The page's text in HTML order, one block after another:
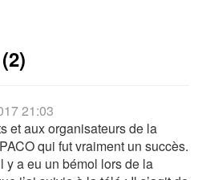
21:03
et aux organisateurs de la
qui fut vraiment un succès.
y a eu un bémol lors de la